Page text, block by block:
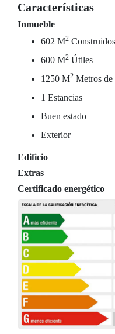
Características
Inmueble
602 M2 Construidos
600 M2 Útiles
1250 M2 Metros de
1 Estancias
Buen estado
Exterior
Edificio
Extras
Certificado energético